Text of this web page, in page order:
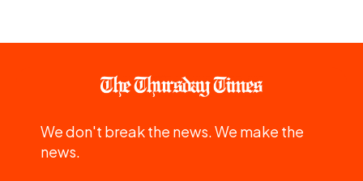
We don't break the news. We make the
news.